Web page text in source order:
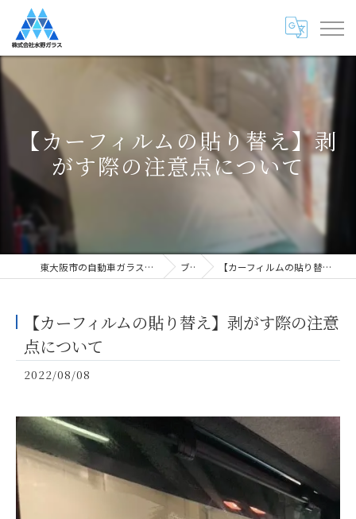
【カーフィルムの貼り替え】剥
がす際の注意点について
東大阪市の自動車ガラス専門店・株式会社水野ガラス ブログ 【カーフィルムの貼り替え】剥がす際の注意点について
【カーフィルムの貼り替え】剥がす際の注意
点について
2022/08/08